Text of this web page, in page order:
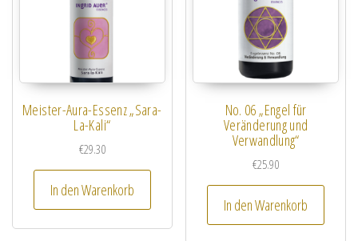
Meister-Aura-Essenz „Sara-
La-Kali“
€29.30
In den Warenkorb
No. 06 „Engel für
Veränderung und
Verwandlung“
€25.90
In den Warenkorb